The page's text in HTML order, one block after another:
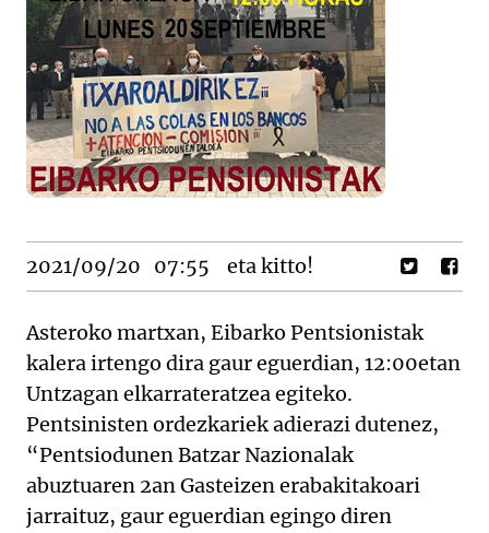
2021/09/20 07:55 eta kitto!
Asteroko martxan, Eibarko Pentsionistak
kalera irtengo dira gaur eguerdian, 12:00etan
Untzagan elkarrateratzea egiteko.
Pentsinisten ordezkariek adierazi dutenez,
“Pentsiodunen Batzar Nazionalak
abuztuaren 2an Gasteizen erabakitakoari
jarraituz, gaur eguerdian egingo diren